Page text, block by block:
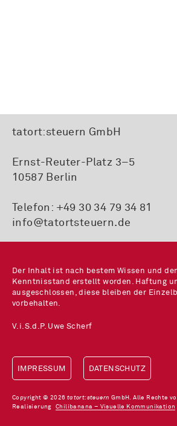
tatort:steuern GmbH
Ernst-Reuter-Platz 3–5
10587 Berlin
Telefon: +49 30 34 79 34 81
info@tatortsteuern.de
Der Inhalt ist nach bestem Wissen und
Kenntnisstand erstellt worden. Haftung
ausgeschlossen, diese bleiben der
vorbehalten.
V.i.S.d.P. Uwe Scherf
IMPRESSUM DATENSCHUTZ
Copyright © 2026 tatort:steuern GmbH. Alle Rechte
RealisierungChilibanana – Visuelle Kommunikation